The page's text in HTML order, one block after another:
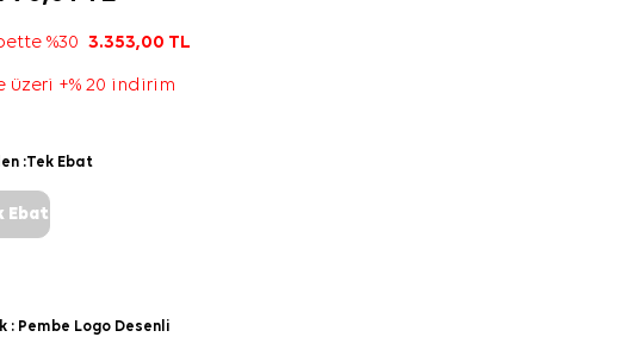
%303.353,00 TL
üzeri +% 20 indirim
:Tek Ebat
Ebat
: Pembe Logo Desenli